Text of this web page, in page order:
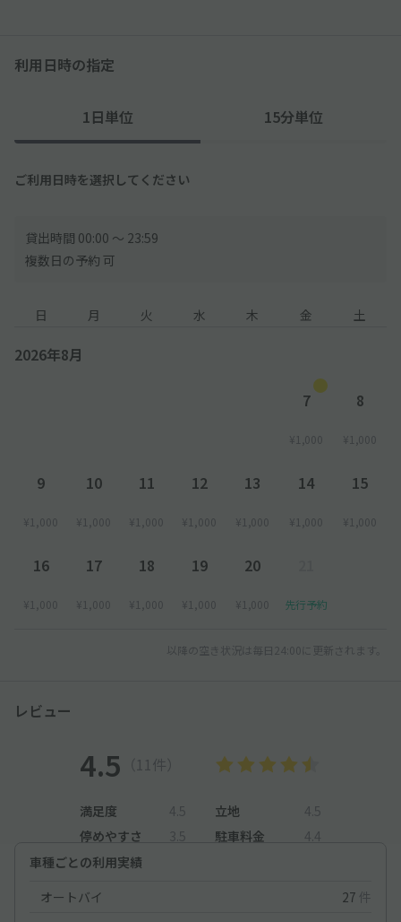
シャッターあり
利用日時の指定
1日単位 15分単位
ご利用日時を選択してください
貸出時間 00:00 〜 23:59
複数日の予約 可
日 月 火 水 木 金 土
2026年8月
7
¥1,000
8
¥1,000
9
¥1,000
10
¥1,000
11
¥1,000
12
¥1,000
13
¥1,000
14
¥1,000
15
¥1,000
16
¥1,000
17
¥1,000
18
¥1,000
19
¥1,000
20
¥1,000 先行予約
以降の空き状況は毎日24:00に更新されます。
レビュー
4.5 （11件）
満足度 4.5 立地
4.5
停めやすさ
3.5 駐車料金
4.4
車種ごとの利用実績
オートバイ
27 件